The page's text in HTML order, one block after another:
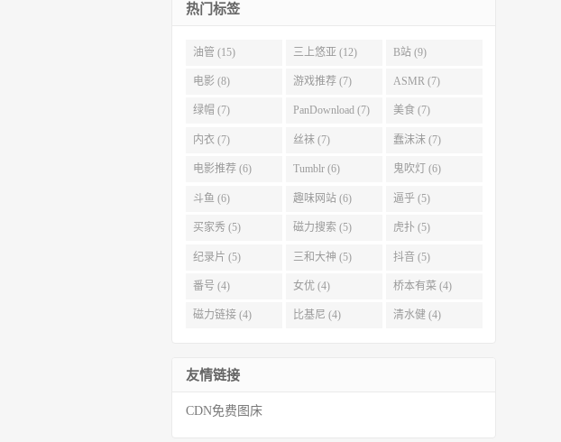
热门标签
油管 (15) 三上悠亚 (12) B站 (9)
电影 (8) 游戏推荐 (7) ASMR (7)
绿帽 (7) PanDownload (7) 美食 (7)
内衣 (7) 丝袜 (7) 蠢沫沫 (7)
电影推荐 (6) Tumblr (6) 鬼吹灯 (6)
斗鱼 (6) 趣味网站 (6) 逼乎 (5)
买家秀 (5) 磁力搜索 (5) 虎扑 (5)
纪录片 (5) 三和大神 (5) 抖音 (5)
番号 (4) 女优 (4) 桥本有菜 (4)
磁力链接 (4) 比基尼 (4) 清水健 (4)
友情链接
CDN免费图床